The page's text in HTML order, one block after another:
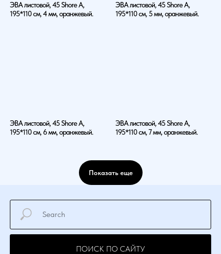
ЭВА листовой, 45 Shore A,
195*110 см, 4 мм, оранжевый.
ЭВА листовой, 45 Shore A,
195*110 см, 5 мм, оранжевый.
ЭВА листовой, 45 Shore A,
195*110 см, 6 мм, оранжевый.
ЭВА листовой, 45 Shore A,
195*110 см, 7 мм, оранжевый.
Показать еще
ПОИСК ПО САЙТУ